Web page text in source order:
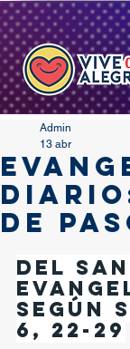
DE
Admin
13 abr
Del
según
6, 22-29